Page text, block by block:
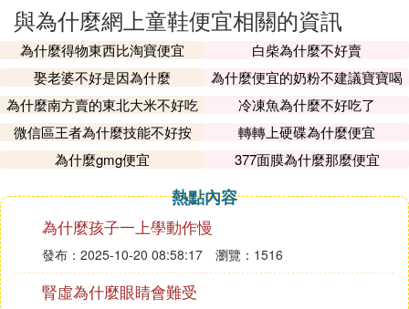
可以通過批量生產和采購來獲得更低的原
材料價格和製造成本，從而實現成本控
制，降低產品價格。
少涉足高檔市場：
德爾惠童鞋將主要市場定位於中低端消費
者群體，不會將資源過多投入到高檔市
場，這也有助於控制產品的價格，使其保
綜上所述，德爾惠童鞋之所以價格便宜，是因為其在
原材料選擇、生產工藝、營銷策略、規模經濟和市場
定位等方面都進行了有效的成本控制，從而為消費者
提供了高性價比的產品。
與為什麼網上童鞋便宜相關的資訊
為什麼得物東西比淘寶便宜
白柴為什麼不好賣
娶老婆不好是因為什麼
為什麼便宜的奶粉不建議寶寶喝
為什麼南方賣的東北大米不好吃
冷凍魚為什麼不好吃了
微信區王者為什麼技能不好按
轉轉上硬碟為什麼便宜
為什麼gmg便宜
377面膜為什麼那麼便宜
熱點內容
為什麼孩子一上學動作慢
發布：2025-10-20 08:58:17 瀏覽：1516
腎虛為什麼眼睛會難受